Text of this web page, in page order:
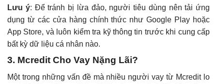
Lưu ý: Để tránh bị lừa đảo, người tiêu dùng nên tải ứng
dụng từ các cửa hàng chính thức như Google Play hoặc
App Store, và luôn kiểm tra kỹ thông tin trước khi cung cấp
bất kỳ dữ liệu cá nhân nào.
3. Mcredit Cho Vay Nặng Lãi?
Một trong những vấn đề mà nhiều người vay từ Mcredit lo